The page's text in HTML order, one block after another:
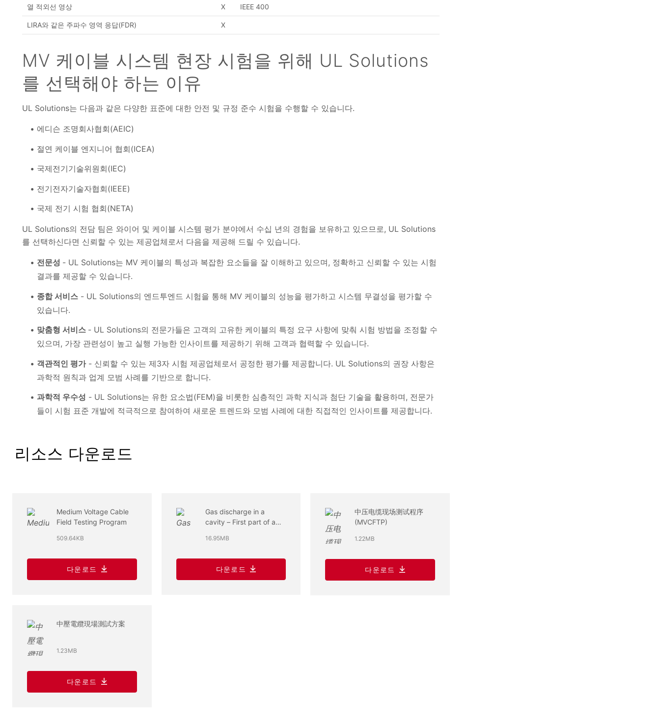
열 적외선 영상 X IEEE 400
LIRA와 같은 주파수 영역 응답(FDR) X
MV 케이블 시스템 현장 시험을 위해 UL Solutions
를 선택해야 하는 이유
UL Solutions는 다음과 같은 다양한 표준에 대한 안전 및 규정 준수 시험을 수행할 수 있습니다.
에디슨 조명회사협회(AEIC)
절연 케이블 엔지니어 협회(ICEA)
국제전기기술위원회(IEC)
전기전자기술자협회(IEEE)
국제 전기 시험 협회(NETA)
UL Solutions의 전담 팀은 와이어 및 케이블 시스템 평가 분야에서 수십 년의 경험을 보유하고 있으므로, UL Solutions
를 선택하신다면 신뢰할 수 있는 제공업체로서 다음을 제공해 드릴 수 있습니다.
전문성 - UL Solutions는 MV 케이블의 특성과 복잡한 요소들을 잘 이해하고 있으며, 정확하고 신뢰할 수 있는 시험
결과를 제공할 수 있습니다.
종합 서비스 - UL Solutions의 엔드투엔드 시험을 통해 MV 케이블의 성능을 평가하고 시스템 무결성을 평가할 수
있습니다.
맞춤형 서비스 - UL Solutions의 전문가들은 고객의 고유한 케이블의 특정 요구 사항에 맞춰 시험 방법을 조정할 수
있으며, 가장 관련성이 높고 실행 가능한 인사이트를 제공하기 위해 고객과 협력할 수 있습니다.
객관적인 평가- 신뢰할 수 있는 제3자 시험 제공업체로서 공정한 평가를 제공합니다. UL Solutions의 권장 사항은
과학적 원칙과 업계 모범 사례를 기반으로 합니다.
과학적 우수성 - UL Solutions는 유한 요소법(FEM)을 비롯한 심층적인 과학 지식과 첨단 기술을 활용하며, 전문가
들이 시험 표준 개발에 적극적으로 참여하여 새로운 트렌드와 모범 사례에 대한 직접적인 인사이트를 제공합니다.
리소스 다운로드
Medium Voltage Cable
Field Testing Program
509.64KB
다운로드
Gas discharge in a
cavity – First part of a
process in power cable
16.95MB
다운로드
中压电缆现场测试程序
(MVCFTP)
1.22MB
다운로드
中壓電纜現場測試方案
1.23MB
다운로드